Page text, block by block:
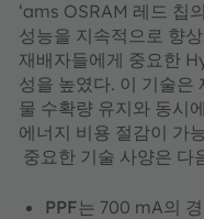
‘ams OSRAM 레드 칩
성능을 지속적으로 향
재배자들에게 중요한
성을 높였다. 이 기술은
물 수확량 유지와 동시
에너지 비용 절감이 가
중요한 기술 사양은 다
PPF는 700 mA의